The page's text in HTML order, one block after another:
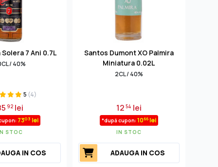
7 Ani 0.7L
/ 40%
5 (4)
92 lei
7303 lei
STOC
IN COS
Santos Dumont XO Palmira
Miniatura 0.02L
2CL / 40%
1254 lei
*după cupon: 1066lei
IN STOC
ADAUGA IN COS